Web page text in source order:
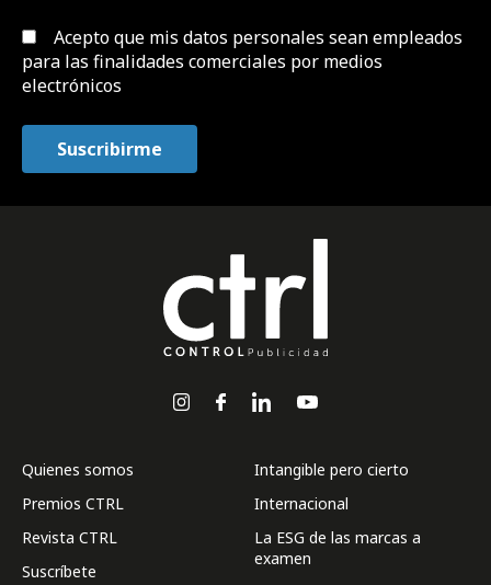
Acepto que mis datos personales sean empleados
para las finalidades comerciales por medios
electrónicos
Quienes somos
Premios CTRL
Revista CTRL
Suscríbete
Intangible pero cierto
Internacional
La ESG de las marcas a
examen